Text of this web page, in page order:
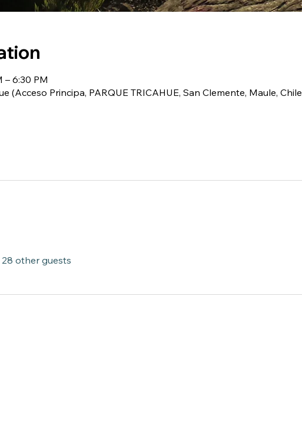
– 6:30 PM
(Acceso Principa, PARQUE TRICAHUE, San Clemente, Maule, Chile
28 other guests